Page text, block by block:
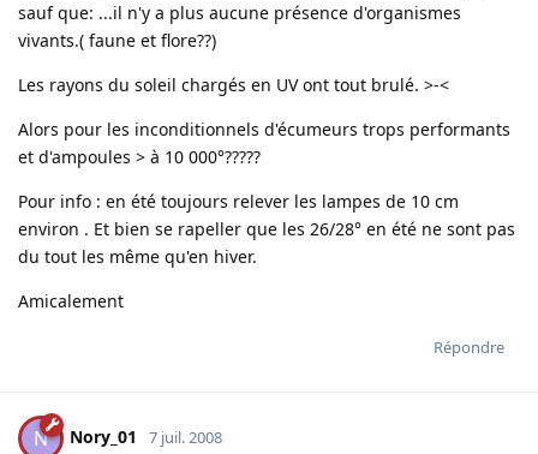
sauf que: ...il n'y a plus aucune présence d'organismes
vivants.( faune et flore??)
Les rayons du soleil chargés en UV ont tout brulé. >-<
Alors pour les inconditionnels d'écumeurs trops performants
et d'ampoules > à 10 000°?????
Pour info : en été toujours relever les lampes de 10 cm
environ . Et bien se rapeller que les 26/28° en été ne sont pas
du tout les même qu'en hiver.
Amicalement
Répondre
N Nory_01 7 juil. 2008